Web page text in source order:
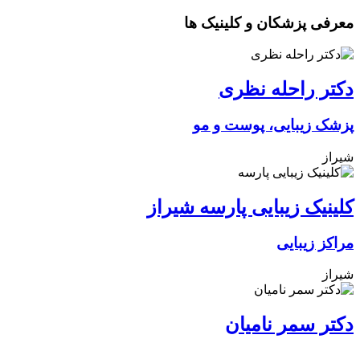
معرفی پزشکان و کلینیک ها
دکتر راحله نظری
پزشک زیبایی، پوست و مو
شیراز
کلینیک زیبایی پارسه شیراز
مراکز زیبایی
شیراز
دکتر سمر نامیان